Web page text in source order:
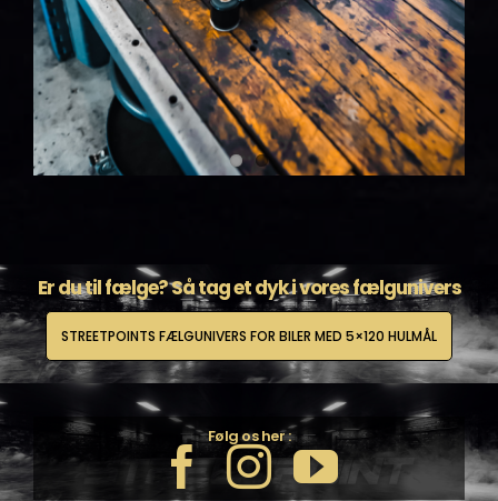
Er du til fælge? Så tag et dyk i vores fælgunivers
STREETPOINTS FÆLGUNIVERS FOR BILER MED 5×120 HULMÅL
Følg os her :